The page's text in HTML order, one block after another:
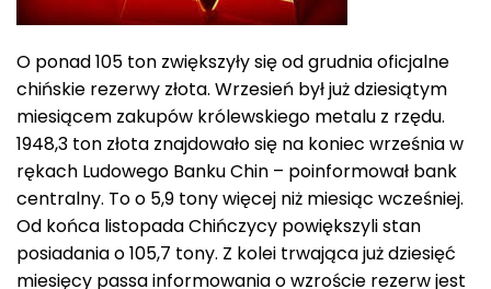
O ponad 105 ton zwiększyły się od grudnia oficjalne
chińskie rezerwy złota. Wrzesień był już dziesiątym
miesiącem zakupów królewskiego metalu z rzędu.
1948,3 ton złota znajdowało się na koniec września w
rękach Ludowego Banku Chin – poinformował bank
centralny. To o 5,9 tony więcej niż miesiąc wcześniej.
Od końca listopada Chińczycy powiększyli stan
posiadania o 105,7 tony. Z kolei trwająca już dziesięć
miesięcy passa informowania o wzroście rezerw jest